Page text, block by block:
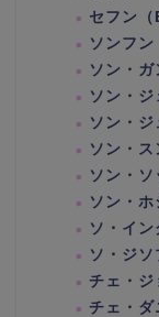
セフン（
ソンフン
ソン・ガ
ソン・ジ
ソン・ジ
ソン・ス
ソン・ソ
ソン・ホ
ソ・イン
ソ・ジソ
チェ・ジ
チェ・ダ